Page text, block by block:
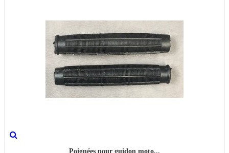
Poignées pour guidon moto...